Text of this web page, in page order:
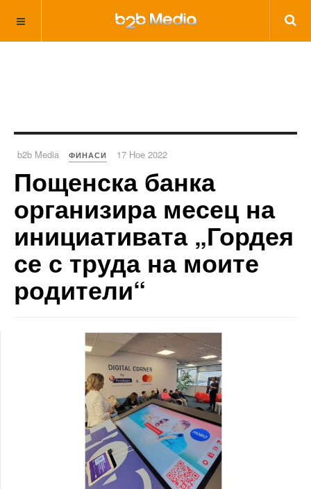
b2b Media ФИНАСИ 17 Ное 2022
Пощенска банка
организира месец на
инициативата „Гордея
се с труда на моите
родители“